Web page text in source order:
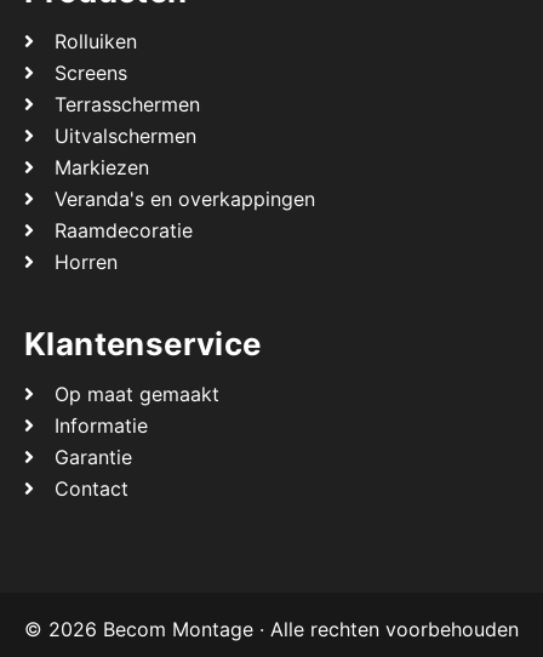
Rolluiken
Screens
Terrasschermen
Uitvalschermen
Markiezen
Veranda's en overkappingen
Raamdecoratie
Horren
Klantenservice
Op maat gemaakt
Informatie
Garantie
Contact
© 2026 Becom Montage · Alle rechten voorbehouden